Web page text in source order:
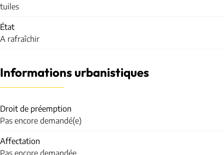
tuiles
État
A rafraîchir
Informations urbanistiques
Droit de préemption
Pas encore demandé(e)
Affectation
Pas encore demandée